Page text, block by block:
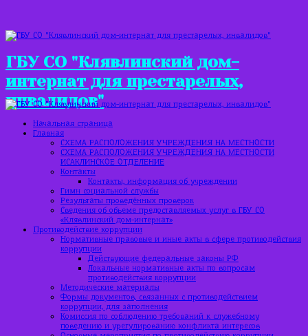
ГБУ СО "Клявлинский дом-
интернат для престарелых,
инвалидов"
Начальная страница
Главная
СХЕМА РАСПОЛОЖЕНИЯ УЧРЕЖДЕНИЯ НА МЕСТНОСТИ
СХЕМА РАСПОЛОЖЕНИЯ УЧРЕЖДЕНИЯ НА МЕСТНОСТИ
ИСАКЛИНСКОЕ ОТДЕЛЕНИЕ
Контакты
Контакты, информация об учреждении
Гимн социальной службы
Результаты проведённых проверок
Сведения об объеме предоставляемых услуг в ГБУ СО
«Клявлинский дом-интернат»
Противодействие коррупции
Нормативные правовые и иные акты в сфере противодействия
коррупции
Действующие федеральные законы РФ
Локальные нормативные акты по вопросам
противодействия коррупции
Методические материалы
Формы документов, связанных с противодействием
коррупции, для заполнения
Комиссия по соблюдению требований к служебному
поведению и урегулированию конфликта интересов